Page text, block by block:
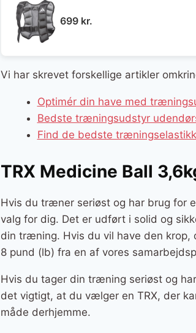
699 kr.
Vi har skrevet forskellige artikler
Optimér din have med
Bedste træningsudstyr
Find de bedste
TRX Medicine Ball
Hvis du træner seriøst og har brug for
valg for dig. Det er udført i solid og
din træning. Hvis du vil have den krop,
8 pund (lb) fra en af vores
Hvis du tager din træning seriøst og
det vigtigt, at du vælger en TRX, der
måde derhjemme.